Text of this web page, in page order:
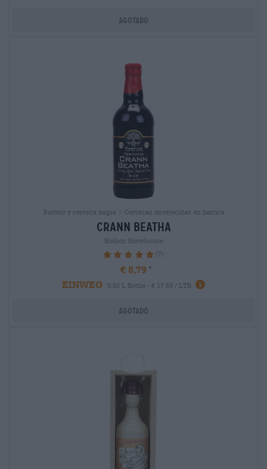
Agotado
Portero y cerveza negra | Cervezas envejecidas en barrica
crann beatha
Brehon Brewhouse
100% (7)
€ 8,79
EINWEG
0,50 L Bottle - € 17,58 / LTR
Agotado